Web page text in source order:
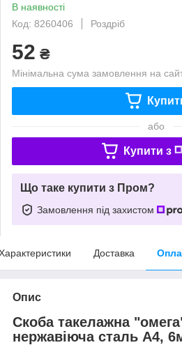
В наявності
Код: 8260406
Роздріб
52 ₴
Мінімальна сума замовлення на
або
Купити з
Що таке купити з Пром?
Замовлення під захистом
Доставка
Опис
Скоба такелажна
нержавіюча сталь А4,